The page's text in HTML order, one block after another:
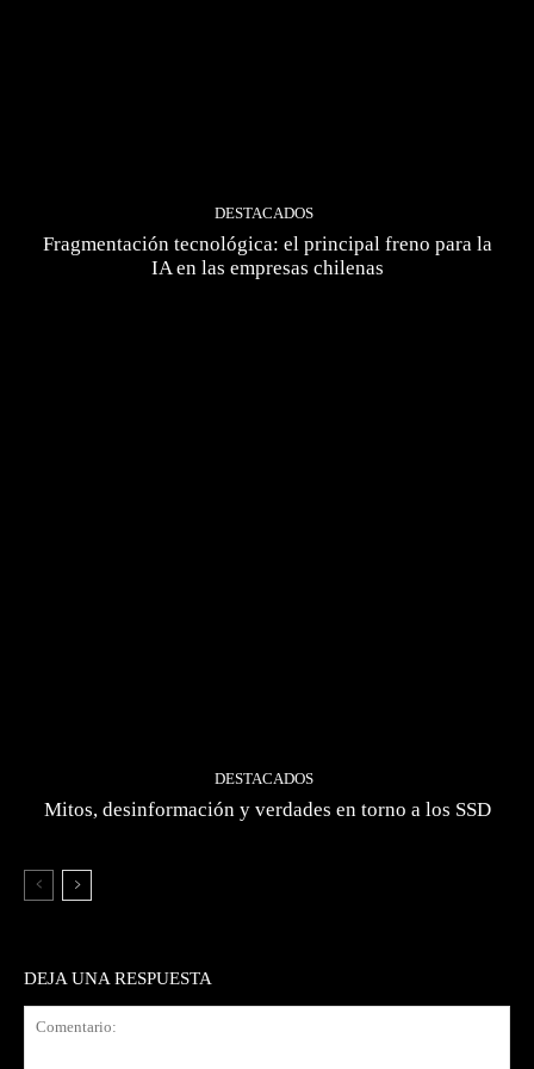
DESTACADOS
Fragmentación tecnológica: el principal freno para la
IA en las empresas chilenas
DESTACADOS
Mitos, desinformación y verdades en torno a los SSD
DEJA UNA RESPUESTA